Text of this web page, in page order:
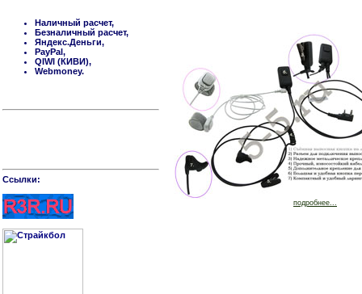
Наличный расчет,
Безналичный расчет,
Яндекс.Деньги,
PayPal,
QIWI (КИВИ),
Webmoney.
Cсылки:
подробнее...